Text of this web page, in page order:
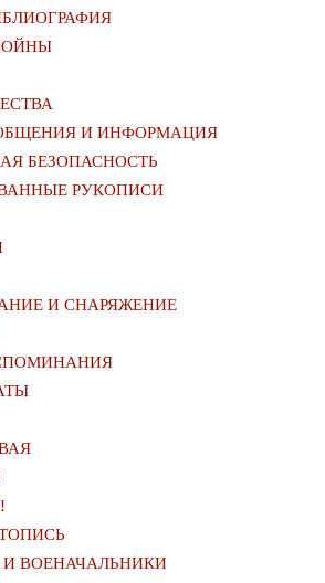
И ИНФОРМАЦИЯ
БЕЗОПАСНОСТЬ
РУКОПИСИ
И СНАРЯЖЕНИЕ
ВОЕНАЧАЛЬНИКИ